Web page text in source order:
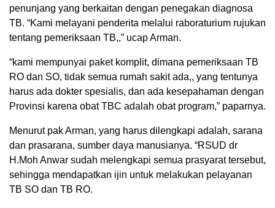
penunjang yang berkaitan dengan penegakan diagnosa
TB. “Kami melayani penderita melalui raboraturium rujukan
tentang pemeriksaan TB,,” ucap Arman.
“kami mempunyai paket komplit, dimana pemeriksaan TB
RO dan SO, tidak semua rumah sakit ada,, yang tentunya
harus ada dokter spesialis, dan ada kesepahaman dengan
Provinsi karena obat TBC adalah obat program,” paparnya.
Menurut pak Arman, yang harus dilengkapi adalah, sarana
dan prasarana, sumber daya manusianya. “RSUD dr
H.Moh Anwar sudah melengkapi semua prasyarat tersebut,
sehingga mendapatkan ijin untuk melakukan pelayanan
TB SO dan TB RO.